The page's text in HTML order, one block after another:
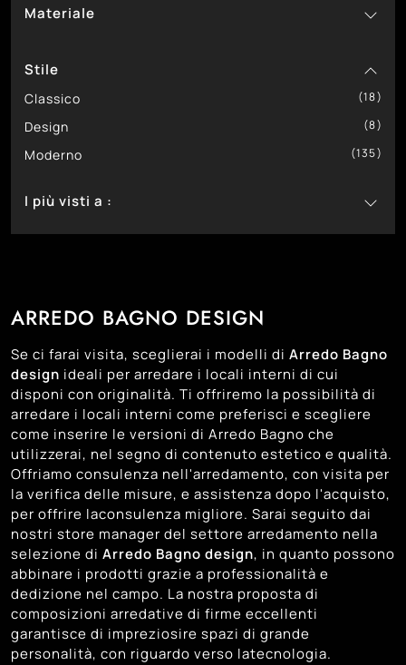
Mobili Bagno Per Lavanderia 15
Materiale
In Laccato Opaco 38
In Legno 29
In Melaminico 87
In Vetro 1
Stile
Classico 18
Design 8
Moderno 135
I più visti a :
Bassano Del Grappa
Montebelluna
Trento
Treviso 65
Venezia 67
Vicenza 73
ARREDO BAGNO DESIGN
Se ci farai visita, sceglierai i modelli di Arredo Bagno
design ideali per arredare i locali interni di cui
disponi con originalità. Ti offriremo la possibilità di
arredare i locali interni come preferisci e scegliere
come inserire le versioni di Arredo Bagno che
utilizzerai, nel segno di contenuto estetico e qualità.
Offriamo consulenza nell'arredamento, con visita per
la verifica delle misure, e assistenza dopo l'acquisto,
per offrire laconsulenza migliore. Sarai seguito dai
nostri store manager del settore arredamento nella
selezione di Arredo Bagno design, in quanto possono
abbinare i prodotti grazie a professionalità e
dedizione nel campo. La nostra proposta di
composizioni arredative di firme eccellenti
garantisce di impreziosire spazi di grande
personalità, con riguardo verso latecnologia.